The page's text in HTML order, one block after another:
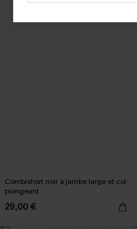
Combishort noir à jambe large et col
plongeant
29,00 €